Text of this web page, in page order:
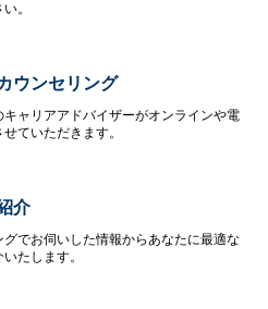
。
ウンセリング
キャリアアドバイザーがオンラインや電
ていただきます。
介
グでお伺いした情報からあなたに最適な
たします。